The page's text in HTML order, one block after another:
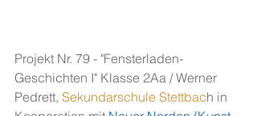
Projekt Nr. 79 - "Fensterladen-
Geschichten I" Klasse 2Aa / Werner
Pedrett, Sekundarschule Stettbach in